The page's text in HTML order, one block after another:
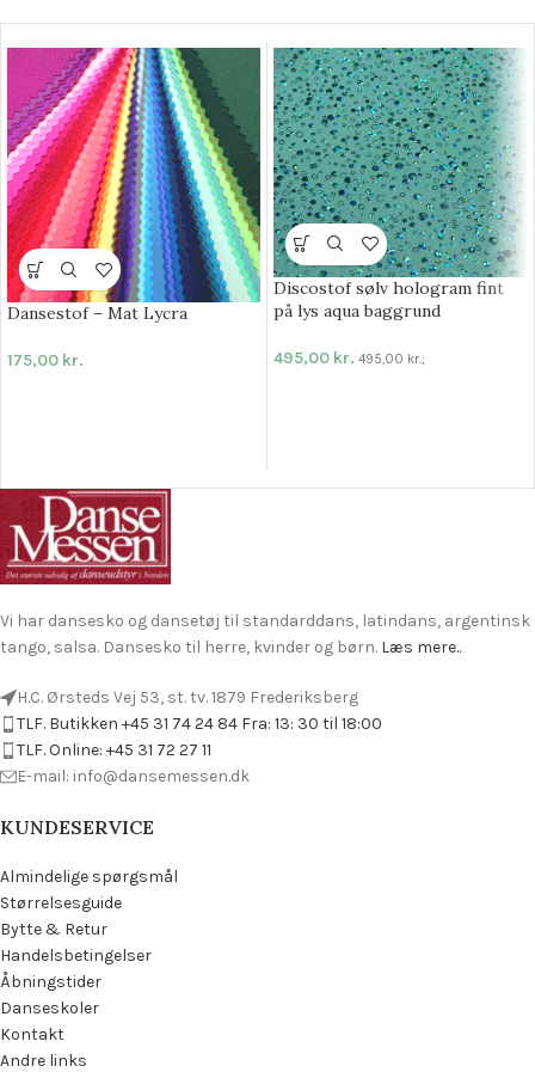
Dansestof – Mat Lycra
175,00 kr.
Discostof sølv hologram fint
på lys aqua baggrund
495,00 kr. 495,00 kr.;
Vi har dansesko og dansetøj til standarddans, latindans, argentinsk
tango, salsa. Dansesko til herre, kvinder og børn. Læs mere..
H.C. Ørsteds Vej 53, st. tv. 1879 Frederiksberg
TLF. Butikken +45 31 74 24 84 Fra: 13: 30 til 18:00
TLF. Online: +45 31 72 27 11
E-mail: info@dansemessen.dk
KUNDESERVICE
Almindelige spørgsmål
Størrelsesguide
Bytte & Retur
Handelsbetingelser
Åbningstider
Danseskoler
Kontakt
Andre links